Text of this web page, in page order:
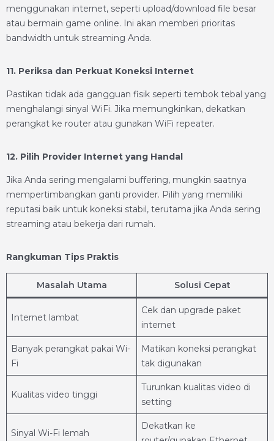
menggunakan internet, seperti upload/download file besar
atau bermain game online. Ini akan memberi prioritas
bandwidth untuk streaming Anda.
11. Periksa dan Perkuat Koneksi Internet
Pastikan tidak ada gangguan fisik seperti tembok tebal yang
menghalangi sinyal WiFi. Jika memungkinkan, dekatkan
perangkat ke router atau gunakan WiFi repeater.
12. Pilih Provider Internet yang Handal
Jika Anda sering mengalami buffering, mungkin saatnya
mempertimbangkan ganti provider. Pilih yang memiliki
reputasi baik untuk koneksi stabil, terutama jika Anda sering
streaming atau bekerja dari rumah.
Rangkuman Tips Praktis
Masalah Utama Solusi Cepat
Internet lambat
Cek dan upgrade paket
internet
Banyak perangkat pakai Wi-
Fi
Matikan koneksi perangkat
tak digunakan
Kualitas video tinggi
Turunkan kualitas video di
setting
Sinyal Wi-Fi lemah
Dekatkan ke